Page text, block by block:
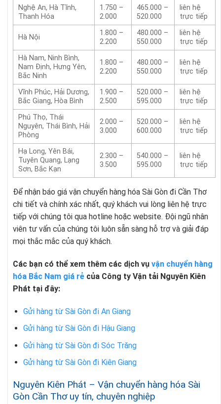
Nghệ An, Hà Tĩnh,
Thanh Hóa
1.750 –
2.000
465.000 –
520.000
liên hệ
trực tiếp
Hà Nội
1.800 –
2.200
480.000 –
550.000
liên hệ
trực tiếp
Hà Nam, Ninh Bình,
Nam Định, Hưng Yên,
Bắc Ninh
1.800 –
2.200
480.000 –
550.000
liên hệ
trực tiếp
Vĩnh Phúc, Hải Dương,
Bắc Giang, Hòa Bình
1.900 –
2.500
520.000 –
595.000
liên hệ
trực tiếp
Phú Thọ, Thái
Nguyên, Thái Bình, Hải
Phòng
2.000 –
3.000
520.000 –
600.000
liên hệ
trực tiếp
Hạ Long, Yên Bái,
Tuyên Quang, Lạng
Sơn, Bắc Kạn
2.300 –
3.500
540.000 –
595.000
liên hệ
trực tiếp
Để nhận báo giá vận chuyển hàng hóa Sài Gòn đi Cần Thơ
chi tiết và chính xác nhất, quý khách vui lòng liên hệ trực
tiếp với chúng tôi qua hotline hoặc website. Đội ngũ nhân
viên tư vấn của chúng tôi luôn sẵn sàng hỗ trợ và giải đáp
mọi thắc mắc của quý khách.
Các bạn có thể xem thêm các dịch vụ vận chuyển hàng
hóa Bắc Nam giá rẻ của Công ty Vận tải Nguyên Kiên
Phát tại đây:
Gửi hàng từ Sài Gòn đi An Giang
Gửi hàng từ Sài Gòn đi Hậu Giang
Gửi hàng từ Sài Gòn đi Sóc Trăng
Gửi hàng từ Sài Gòn đi Kiên Giang
Nguyên Kiên Phát – Vận chuyển hàng hóa Sài
Gòn Cần Thơ uy tín, chuyên nghiệp